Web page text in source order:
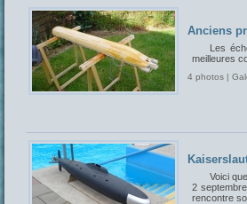
Anciens
Les
meilleures
4 photos |
Voici
2
rencontre